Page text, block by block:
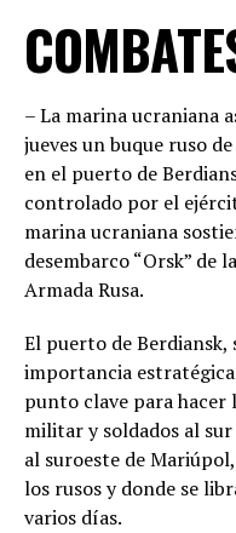
– La marina ucraniana
jueves un buque ruso
en el puerto de
controlado por el
marina ucraniana
desembarco “Orsk” de
Armada Rusa.
El puerto de Berdiansk,
importancia
punto clave para
militar y soldados al
al suroeste de
los rusos y donde se
varios días.